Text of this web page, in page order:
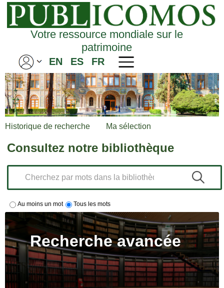
Votre ressource mondiale sur le
patrimoine
EN ES FR
Historique de recherche Ma sélection
Consultez notre bibliothèque
Au moins un mot Tous les mots
Recherche avancée